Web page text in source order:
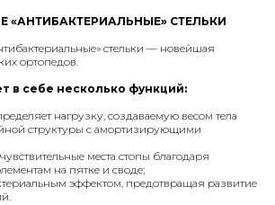
«АНТИБАКТЕРИАЛЬНЫЕ» СТЕЛЬКИ
стельки — новейшая
ортопедов.
в себе несколько функций:
нагрузку, создаваемую весом тела
структуры с амортизирующими
места стопы благодаря
на пятке и своде;
эффектом, предотвращая развитие